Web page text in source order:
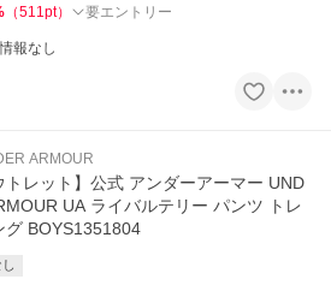
（511pt） 要エントリー
報なし
ARMOUR
トレット】公式 アンダーアーマー UND
UA ライバルテリー パンツ トレ
グ BOYS1351804